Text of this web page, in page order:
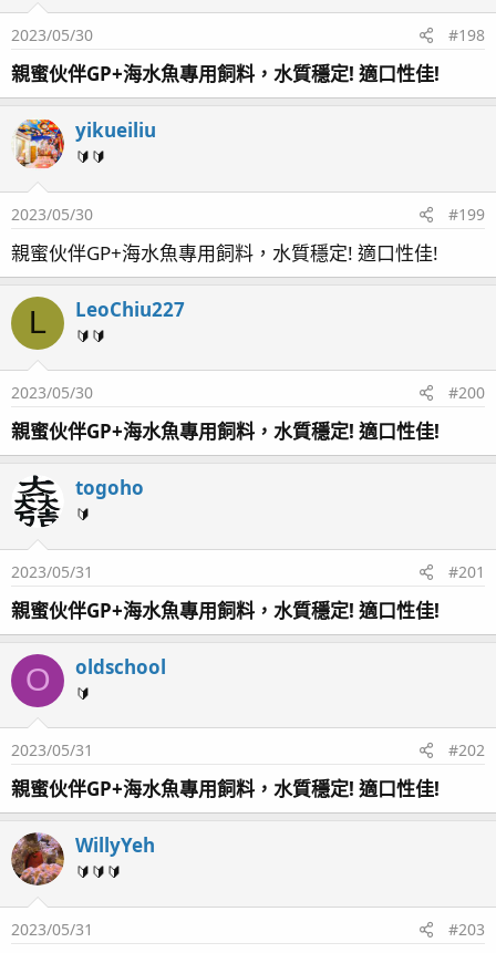
2023/05/30 #198
親蜜伙伴GP+海水魚專用飼料，水質穩定! 適口性佳!
yikueiliu
🔰🔰
2023/05/30 #199
親蜜伙伴GP+海水魚專用飼料，水質穩定! 適口性佳!
L LeoChiu227
🔰🔰
2023/05/30 #200
親蜜伙伴GP+海水魚專用飼料，水質穩定! 適口性佳!
togoho
🔰
2023/05/31 #201
親蜜伙伴GP+海水魚專用飼料，水質穩定! 適口性佳!
O oldschool
🔰
2023/05/31 #202
親蜜伙伴GP+海水魚專用飼料，水質穩定! 適口性佳!
WillyYeh
🔰🔰🔰
2023/05/31 #203